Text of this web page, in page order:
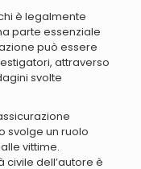
è legalmente
parte essenziale
può essere
attraverso
svolte
svolge un ruolo
vittime.
civile dell’autore è